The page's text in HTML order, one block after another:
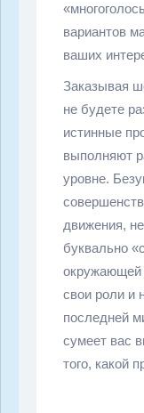
вариантов
ваших
Заказывая
не будете
истинные
выполняют
уровне.
движения,
буквально
окружающей
свои роли и
последней
сумеет вас
того, какой